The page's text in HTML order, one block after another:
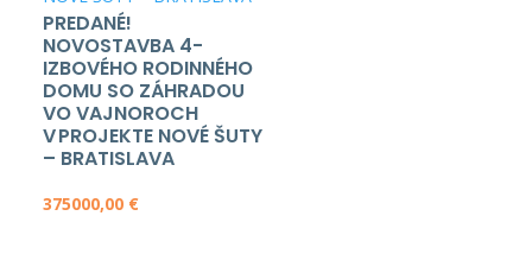
PREDANÉ!
NOVOSTAVBA 4-
IZBOVÉHO RODINNÉHO
DOMU SO ZÁHRADOU
VO VAJNOROCH
V PROJEKTE NOVÉ ŠUTY
– BRATISLAVA
375000,00 €